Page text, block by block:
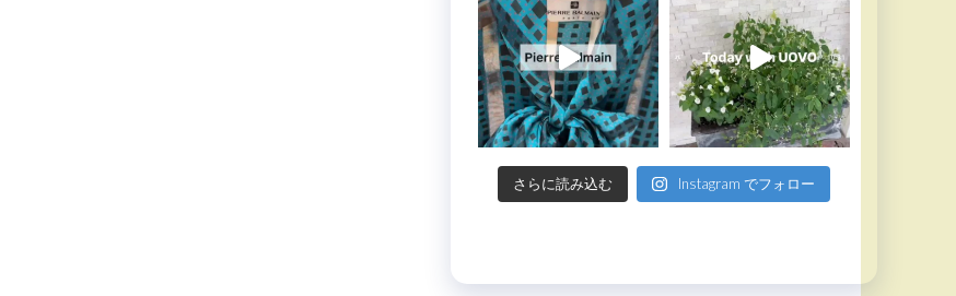
さらに読み込む Instagram でフォロー